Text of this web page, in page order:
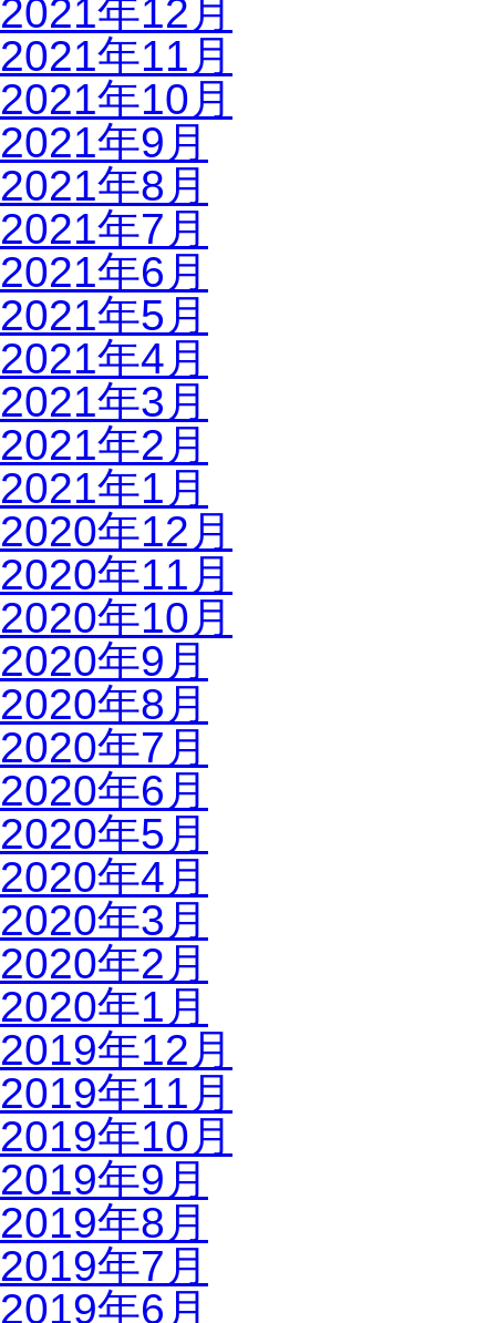
2021年12月
2021年11月
2021年10月
2021年9月
2021年8月
2021年7月
2021年6月
2021年5月
2021年4月
2021年3月
2021年2月
2021年1月
2020年12月
2020年11月
2020年10月
2020年9月
2020年8月
2020年7月
2020年6月
2020年5月
2020年4月
2020年3月
2020年2月
2020年1月
2019年12月
2019年11月
2019年10月
2019年9月
2019年8月
2019年7月
2019年6月